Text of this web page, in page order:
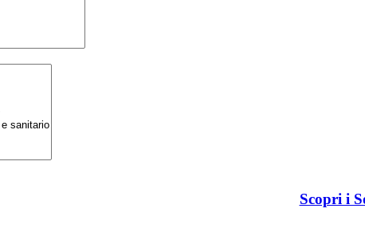
Scopri i